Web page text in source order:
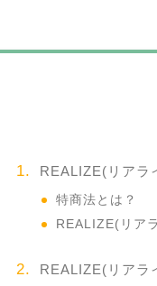
REALIZE(リアラ
特商法とは？
REALIZE(リア
REALIZE(リアラ